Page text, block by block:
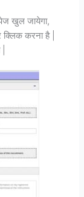
खुल जायेगा,
करना है |